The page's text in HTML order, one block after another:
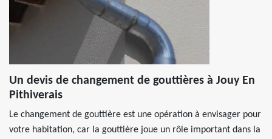
Un devis de changement de gouttières à Jouy En
Pithiverais
Le changement de gouttière est une opération à envisager pour
votre habitation, car la gouttière joue un rôle important dans la